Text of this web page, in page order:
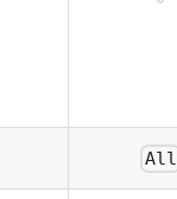
All